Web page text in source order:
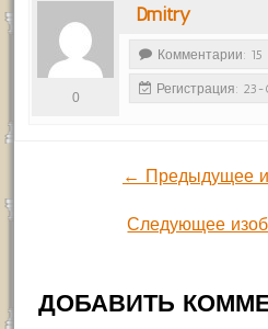
Dmitry
0
Комментарии: 15
Регистрация:
← Предыдущее
Следующее
ДОБАВИТЬ